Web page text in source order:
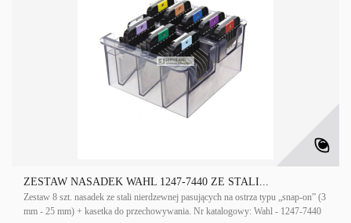
ZESTAW NASADEK WAHL 1247-7440 ZE STALI...
Zestaw 8 szt. nasadek ze stali nierdzewnej pasujących na ostrza typu „snap-on” (3
mm - 25 mm) + kasetka do przechowywania. Nr katalogowy: Wahl - 1247-7440